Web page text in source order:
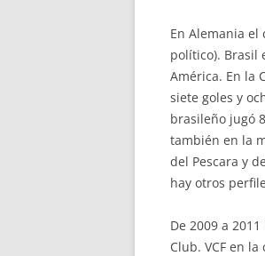
En Alemania
político). Brasil
América. En la
siete goles y
brasileño jugó
también en la
del Pescara y
hay otros
De 2009 a
Club. VCF en